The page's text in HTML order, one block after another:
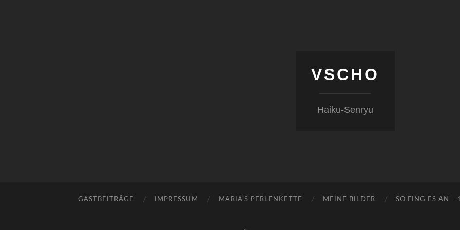
VSCHO
Haiku-Senryu
GASTBEITRÄGE IMPRESSUM MARIA’S PERLENKETTE MEINE BILDER SO FING ES AN –